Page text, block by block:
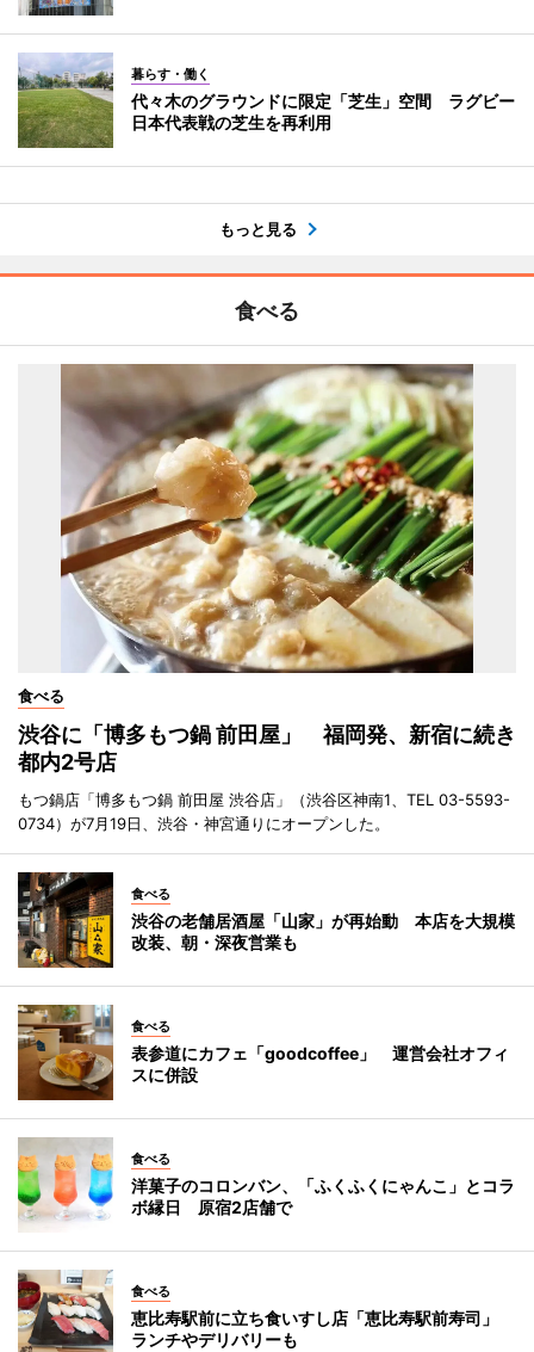
暮らす・働く
代々木のグラウンドに限定「芝生」空間 ラグビー
日本代表戦の芝生を再利用
もっと見る
食べる
食べる
渋谷に「博多もつ鍋 前田屋」 福岡発、新宿に続き
都内2号店
もつ鍋店「博多もつ鍋 前田屋 渋谷店」（渋谷区神南1、TEL 03-5593-
0734）が7月19日、渋谷・神宮通りにオープンした。
食べる
渋谷の老舗居酒屋「山家」が再始動 本店を大規模
改装、朝・深夜営業も
食べる
表参道にカフェ「goodcoffee」 運営会社オフィ
スに併設
食べる
洋菓子のコロンバン、「ふくふくにゃんこ」とコラ
ボ縁日 原宿2店舗で
食べる
恵比寿駅前に立ち食いすし店「恵比寿駅前寿司」
ランチやデリバリーも